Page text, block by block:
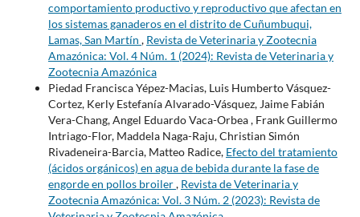
comportamiento productivo y reproductivo que afectan en
los sistemas ganaderos en el distrito de Cuñumbuqui,
Lamas, San Martín , Revista de Veterinaria y Zootecnia
Amazónica: Vol. 4 Núm. 1 (2024): Revista de Veterinaria y
Zootecnia Amazónica
Piedad Francisca Yépez-Macias, Luis Humberto Vásquez-
Cortez, Kerly Estefanía Alvarado-Vásquez, Jaime Fabián
Vera-Chang, Angel Eduardo Vaca-Orbea , Frank Guillermo
Intriago-Flor, Maddela Naga-Raju, Christian Simón
Rivadeneira-Barcia, Matteo Radice, Efecto del tratamiento
(ácidos orgánicos) en agua de bebida durante la fase de
engorde en pollos broiler, Revista de Veterinaria y
Zootecnia Amazónica: Vol. 3 Núm. 2 (2023): Revista de